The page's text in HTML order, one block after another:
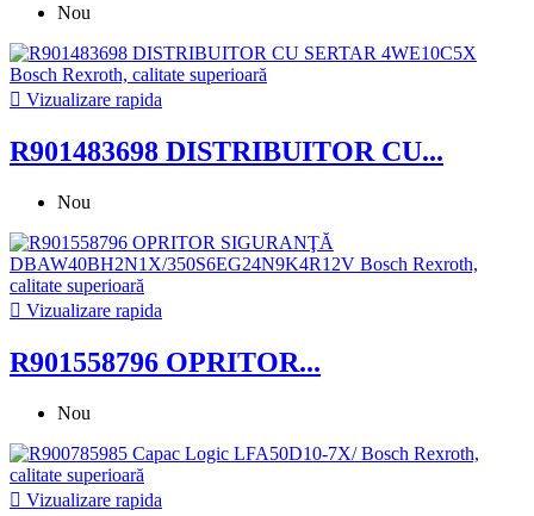
Nou
 Vizualizare rapida
R901483698 DISTRIBUITOR CU...
Nou
 Vizualizare rapida
R901558796 OPRITOR...
Nou
 Vizualizare rapida